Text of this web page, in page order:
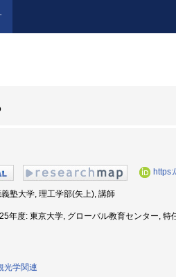
塾大学, 理工学部(矢上), 講師
年度: 東京大学, グローバル教育センター, 特
光学関連